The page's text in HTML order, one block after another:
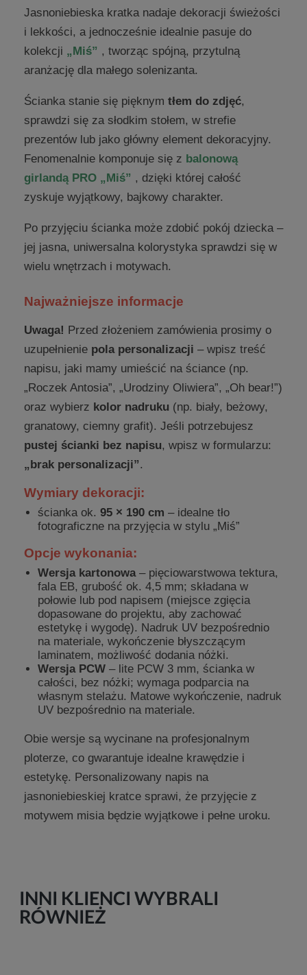
Jasnoniebieska kratka nadaje dekoracji świeżości
i lekkości, a jednocześnie idealnie pasuje do
kolekcji „Miś” , tworząc spójną, przytulną
aranżację dla małego solenizanta.
Ścianka stanie się pięknym tłem do zdjęć,
sprawdzi się za słodkim stołem, w strefie
prezentów lub jako główny element dekoracyjny.
Fenomenalnie komponuje się z balonową
girlandą PRO „Miś” , dzięki której całość
zyskuje wyjątkowy, bajkowy charakter.
Po przyjęciu ścianka może zdobić pokój dziecka –
jej jasna, uniwersalna kolorystyka sprawdzi się w
wielu wnętrzach i motywach.
Najważniejsze informacje
Uwaga! Przed złożeniem zamówienia prosimy o
uzupełnienie pola personalizacji – wpisz treść
napisu, jaki mamy umieścić na ściance (np.
„Roczek Antosia”, „Urodziny Oliwiera”, „Oh bear!”)
oraz wybierz kolor nadruku (np. biały, beżowy,
granatowy, ciemny grafit). Jeśli potrzebujesz
pustej ścianki bez napisu, wpisz w formularzu:
„brak personalizacji”.
Wymiary dekoracji:
ścianka ok. 95 × 190 cm – idealne tło
fotograficzne na przyjęcia w stylu „Miś”
Opcje wykonania:
Wersja kartonowa– pięciowarstwowa tektura,
fala EB, grubość ok. 4,5 mm; składana w
połowie lub pod napisem (miejsce zgięcia
dopasowane do projektu, aby zachować
estetykę i wygodę). Nadruk UV bezpośrednio
na materiale, wykończenie błyszczącym
laminatem, możliwość dodania nóżki.
Wersja PCW – lite PCW 3 mm, ścianka w
całości, bez nóżki; wymaga podparcia na
własnym stelażu. Matowe wykończenie, nadruk
UV bezpośrednio na materiale.
Obie wersje są wycinane na profesjonalnym
ploterze, co gwarantuje idealne krawędzie i
estetykę. Personalizowany napis na
jasnoniebieskiej kratce sprawi, że przyjęcie z
motywem misia będzie wyjątkowe i pełne uroku.
INNI KLIENCI WYBRALI
RÓWNIEŻ